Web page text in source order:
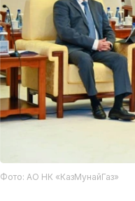
Фото: АО НК «КазМунайГаз»